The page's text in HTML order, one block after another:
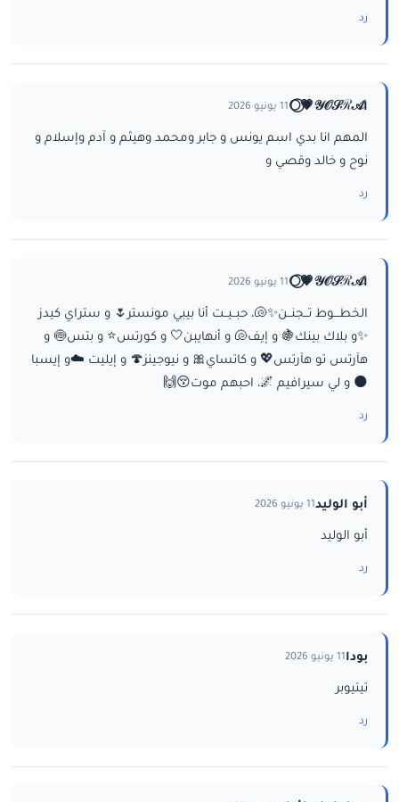
رد
ا𝒴𝒪𝒮ℛ𝒜💗⃝🌕 11 يونيو 2026
المهم انا بدي اسم يونس و جابر ومحمد وهيثم و آدم وإسلام و
نوح و خالد وقصي و
رد
ا𝒴𝒪𝒮ℛ𝒜💗⃝🌕 11 يونيو 2026
الخطـــوط تــجنــن✨🐚، حبــيــت أنا بيبي مونستر🌷 و ستراي كيدز
✨و بلاك بينك🍇 و إيف🐚 و أنهايبن🤍 و كورتس⭐ و بتس🍥 و
هآرتس تو هآرتس💖 و كاتساي🎀 و نيوجينز🍄 و إيليت ☁️و إيسبا
🌑 و لي سيرافيم 🌌، احبهم موت😚🙌
رد
أبو الوليد11 يونيو 2026
أبو الوليد
رد
بودا11 يونيو 2026
تيتيوبر
رد